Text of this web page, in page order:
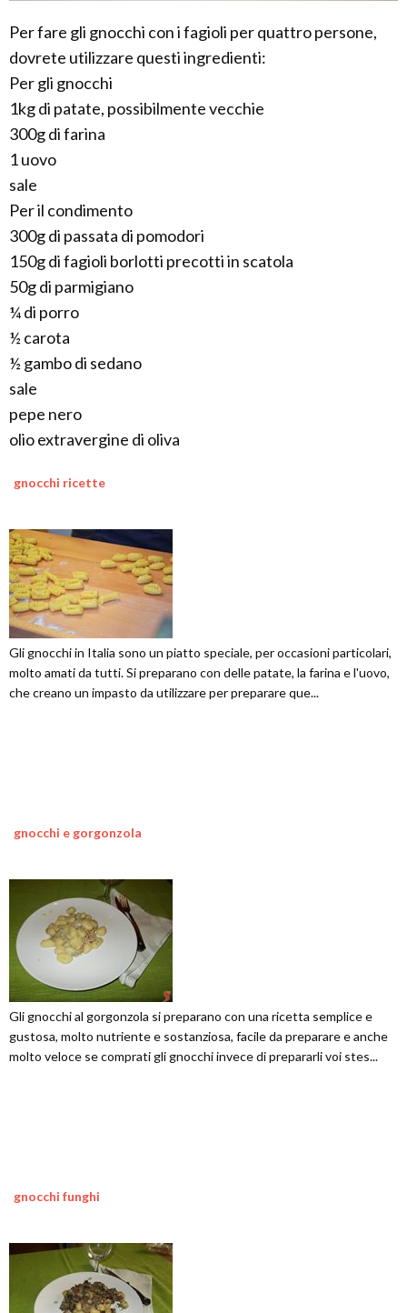
Per fare gli gnocchi con i fagioli per quattro persone,
dovrete utilizzare questi ingredienti:
Per gli gnocchi
1kg di patate, possibilmente vecchie
300g di farina
1 uovo
sale
Per il condimento
300g di passata di pomodori
150g di fagioli borlotti precotti in scatola
50g di parmigiano
¼ di porro
½ carota
½ gambo di sedano
sale
pepe nero
olio extravergine di oliva
gnocchi ricette
Gli gnocchi in Italia sono un piatto speciale, per occasioni particolari,
molto amati da tutti. Si preparano con delle patate, la farina e l'uovo,
che creano un impasto da utilizzare per preparare que...
gnocchi e gorgonzola
Gli gnocchi al gorgonzola si preparano con una ricetta semplice e
gustosa, molto nutriente e sostanziosa, facile da preparare e anche
molto veloce se comprati gli gnocchi invece di prepararli voi stes...
gnocchi funghi